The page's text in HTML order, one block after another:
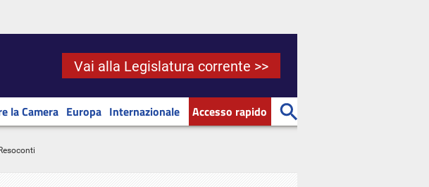
Vai alla Legislatura corrente >>
la Camera Europa Internazionale Accesso rapido